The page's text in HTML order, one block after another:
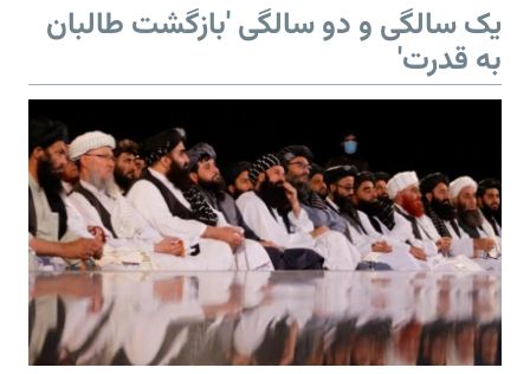
یک سالگی و دو سالگی 'بازگشت طالبان
به قدرت'